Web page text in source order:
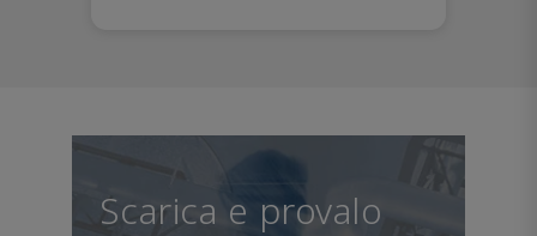
Scarica e provalo